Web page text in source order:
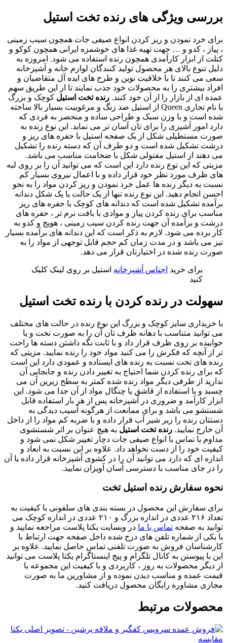
بررسی ویژگی های رنده تخت استیل
برای خرد نمودن و ریز کردن انواع صیفی جات همچون سیب زمینی
، پیاز ، کدو و … جهت تهیه غذا های خوشمزه ایرانی همچون کوکو و
کتلت از ابزار کارآمدی همچون رنده استفاده می شود. امروزه به
دلیل تنوع بالای هر محصول تولید کنندگان لوازم خانه و آشپزخانه
سعی می ‌کنند تا با خلاقیت نوین و طرح های ایده آل متقاضیان و
افراد بیشتری را به محصولات خود جذب نمایند تا از این طریق سهم
عمده ‌ای از بازار را از آن خود کنند. رنده تخت استیل کوچک و بزرگ
با نام تجاری Queen از استیل ضد زنگ و مرغوبیت بسیار بالا ساخته
شده است و با وزن سبک و طراحی ساده و منحصر به فردی که
دارد امور آشپزی را برای تان آسان تر می نماید. این نوع رنده به
صورت مستطیلی شکل از یک صفحه استیل با حفره های ریز و
درشت تشکیل شده است و دو طرف آن که دسته رنده را تشکیل
می دهند از استیل مفتولی شکل با ضخامت مناسب می باشد.
مزیتی که این نوع رنده دارد این است که می توانید آن را بر روی لبه
های ظرف مورد نظر خود قرار داده و با اعمال نیروی بسیار کم
نسبت به دیگر رنده ها عمل خرد نمودن و ریز کردن مواد را به نحو
احسن انجام دهید. این نوع رنده تنها از یک حالت یا یک شکل دندانه
برآمده تشکیل شده است که دندانه های کوچک با حفره های ریز
مناسب برای رنده کردن پیاز و موادی با بافت نرم تر ، حفره‌ های
درشت و برآمده آن جهت رنده کردن سیب زمینی ، هویج و کدو به
کار برده می شود. لازم به ذکر است که این دندانه های برآمده بسیار
تیز می باشد و در مدت زمان کم حجم قابل توجهی از مواد را به
صورت رنده شده در اختیارتان قرار می دهد.
برای خرید اجناس آشپزخانه استیل بر روی لینک کلیک
کنید
سهولت در رنده کردن با رنده تخت استیل
با خریداری سایز کوچک و بزرگ این نوع رنده در حالت های مختلف
می توانید متناسب با دهانه ظرف تان آن را به صورت تخت و یا
خوابیده بر روی ظرف قرار داد و با ثابت نگه داشتن دسته ها راحت
تر از آنچه که فکرش را می کنید مواد خود را رنده نمایید. مزیتی که
رنده های تخت نسبت به رنده های ایستاده و عمودی دارد این است
که برای رنده کردن شما احتیاج به تغییر دادن رنده و جابجایی آن
ندارید از طرفی دیگر مواد رنده شده کمتر به سطح زیرین آن می
چسبد و با استفاده از قاشق یا چنگال مواد از آن جدا می شود. این
ابزار کارآمد و ضروری در آشپزخانه پس از هر بار استفاده قابل
شستشو می باشد و برای ممانعت از هرگونه آسیب دیدگی به
دستتان رنده را زیر شیر آب قرار داده و با ضربه کم مواد را از داخل
آن خارج نمایید. رنده تخت استیل به هیچ عنوان بر اثر شستشوی
مداوم یا تماس با انواع صیفی جات دچار تغییر شکل نمی شود و
کیفیت خود را از دست نخواهد داد. علاوه بر این نسبت به ابعاد و
اندازه ای که دارد می توانید آن را در کشوی آشپزخانه قرار داده یا آن
را در جای مناسب با دسترسی آسان آویزان نمایید.
نحوه سفارش رنده استیل تخت
برای سفارش این محصول در بسته بندی های سلفونی با کیفیت به
تعداد ۲۱۶ عددی در اندازه بزرگ و ۲۱۰ عددی در اندازه کوچک می
توانید به صفحه تماس با ما در وبسایت یکتا پلاست مراجعه نمایید و
با یکی از شماره تلفن های درج شده داخل صفحه جهت ارتباط با
کارشناسان فروش به صورت تلفنی تماس حاصل نمایید. علاوه بر
این با پیوستن به کانال تلگرام و پیج اینستاگرام یکتا پلاست می توانید
از دیگر محصولات به روز ، کاربردی و با کیفیت این مجموعه با
قیمت عمده و مناسب دیدن نموده و از مشاورین ما به صورت
مجازی مشاوره رایگان محصول دریافت کنید.
محصولات مرتبط
مقایسه